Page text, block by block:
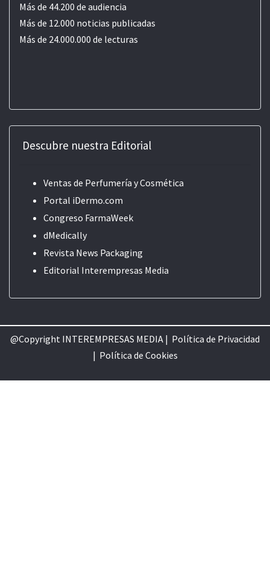
Más de 44.200 de audiencia
Más de 12.000 noticias publicadas
Más de 24.000.000 de lecturas
Descubre nuestra Editorial
Ventas de Perfumería y Cosmética
Portal iDermo.com
Congreso FarmaWeek
dMedically
Revista News Packaging
Editorial Interempresas Media
@Copyright INTEREMPRESAS MEDIA | Política de Privacidad
| Política de Cookies